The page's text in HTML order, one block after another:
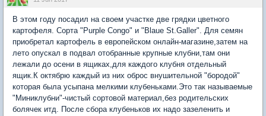
В этом году посадил на своем участке две грядки цветного
картофеля. Сорта "Purple Congo" и "Blaue St.Galler". Для семян
приобретал картофель в европейском онлайн-магазине,затем на
лето опускал в подвал отобранные крупные клубни,там они
лежали до осени в ящиках,для каждого клубня отдельный
ящик.К октябрю каждый из них оброс внушительной "бородой"
которая была усыпана мелкими клубеньками.Это так называемые
"Миниклубни"-чистый сортовой материал,без родительских
болячек итд. После сбора клубеньков их надо зазеленить и